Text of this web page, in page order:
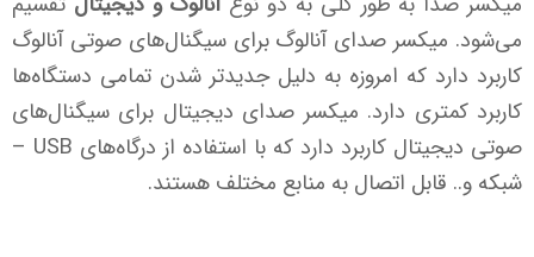
می‌شود. میکسر صدای آنالوگ برای سیگنال‌های صوتی آنالوگ
کاربرد دارد که امروزه به دلیل جدیدتر شدن تمامی دستگاه‌ها
کاربرد کمتری دارد. میکسر صدای دیجیتال برای سیگنال‌های
صوتی دیجیتال کاربرد دارد که با استفاده از درگاه‌های USB –
شبکه و.. قابل اتصال به منابع مختلف هستند.